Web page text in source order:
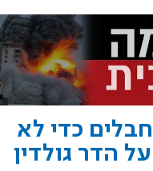
כדי לא
הדר גולדין